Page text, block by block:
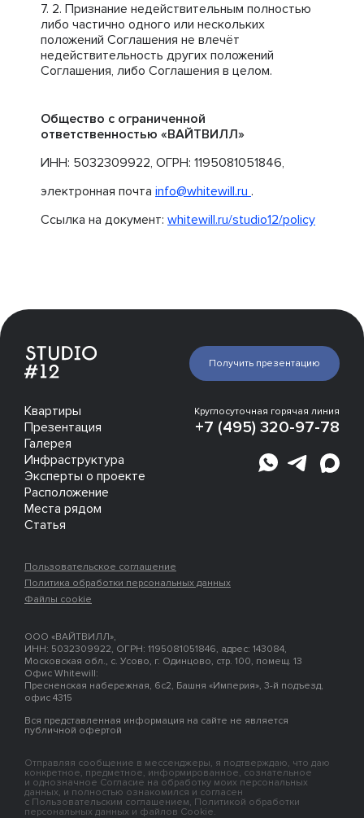
Признание недействительным полностью
либо частично одного или нескольких
положений Соглашения не влечёт
недействительность других положений
Соглашения, либо Соглашения в целом.
Общество с ограниченной
ответственностью «ВАЙТВИЛЛ»
ИНН: 5032309922, ОГРН: 1195081051846,
электронная почта info@whitewill.ru .
Ссылка на документ: whitewill.ru/studio12/policy
Квартиры
Презентация
Галерея
Инфраструктура
Эксперты о проекте
Расположение
Места рядом
Статья
Круглосуточная горячая линия
+7 (495) 320-97-78
Получить презентацию
Пользовательское соглашение
Политика обработки персональных данных
Файлы cookie
ООО «ВАЙТВИЛЛ»,
ИНН: 5032309922, ОГРН: 1195081051846, адрес: 143084,
Московская обл., с. Усово, г. Одинцово, стр. 100, помещ. 13
Офис Whitewill:
Пресненская набережная, 6с2, Башня «Империя», 3-й подъезд,
офис 4315
Вся представленная информация на сайте не является
публичной офертой
Отправляя сообщение в мессенджеры, я подтверждаю, что даю
конкретное, предметное, информированное, сознательное
и однозначное Согласие на обработку моих персональных
данных, и полностью ознакомился и согласен
с Пользовательским соглашением, Политикой обработки
персональных данных и файлов Cookie.